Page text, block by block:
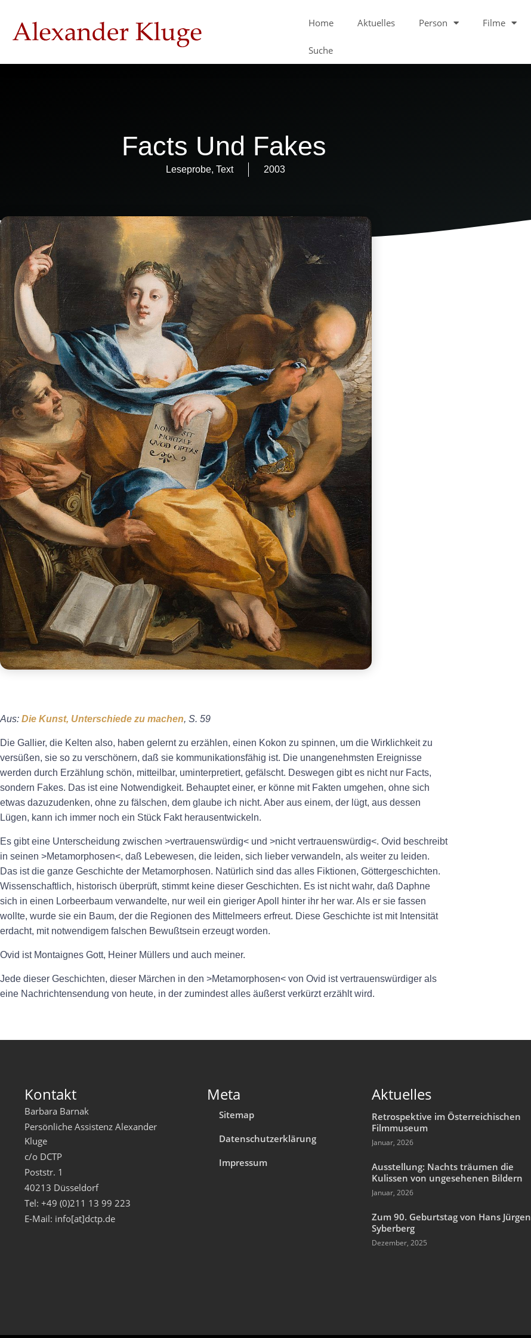
Home Aktuelles Person Filme
Suche
Facts Und Fakes
Leseprobe, Text 2003
Aus: Die Kunst, Unterschiede zu machen, S. 59
Die Gallier, die Kelten also, haben gelernt zu erzählen, einen Kokon zu spinnen, um die Wirklichkeit zu
versüßen, sie so zu verschönern, daß sie kommunikationsfähig ist. Die unangenehmsten Ereignisse
werden durch Erzählung schön, mitteilbar, uminterpretiert, gefälscht. Deswegen gibt es nicht nur Facts,
sondern Fakes. Das ist eine Notwendigkeit. Behauptet einer, er könne mit Fakten umgehen, ohne sich
etwas dazuzudenken, ohne zu fälschen, dem glaube ich nicht. Aber aus einem, der lügt, aus dessen
Lügen, kann ich immer noch ein Stück Fakt herausentwickeln.
Es gibt eine Unterscheidung zwischen >vertrauenswürdig< und >nicht vertrauenswürdig<. Ovid beschreibt
in seinen >Metamorphosen<, daß Lebewesen, die leiden, sich lieber verwandeln, als weiter zu leiden.
Das ist die ganze Geschichte der Metamorphosen. Natürlich sind das alles Fiktionen, Göttergeschichten.
Wissenschaftlich, historisch überprüft, stimmt keine dieser Geschichten. Es ist nicht wahr, daß Daphne
sich in einen Lorbeerbaum verwandelte, nur weil ein gieriger Apoll hinter ihr her war. Als er sie fassen
wollte, wurde sie ein Baum, der die Regionen des Mittelmeers erfreut. Diese Geschichte ist mit Intensität
erdacht, mit notwendigem falschen Bewußtsein erzeugt worden.
Ovid ist Montaignes Gott, Heiner Müllers und auch meiner.
Jede dieser Geschichten, dieser Märchen in den >Metamorphosen< von Ovid ist vertrauenswürdiger als
eine Nachrichtensendung von heute, in der zumindest alles äußerst verkürzt erzählt wird.
Kontakt
Barbara Barnak
Persönliche Assistenz Alexander
Kluge
c/o DCTP
Poststr. 1
40213 Düsseldorf
Tel: +49 (0)211 13 99 223
E-Mail: info[at]dctp.de
Meta
Sitemap
Datenschutzerklärung
Impressum
Aktuelles
Retrospektive im Österreichischen
Filmmuseum
Januar, 2026
Ausstellung: Nachts träumen die
Kulissen von ungesehenen Bildern
Januar, 2026
Zum 90. Geburtstag von Hans Jürgen
Syberberg
Dezember, 2025